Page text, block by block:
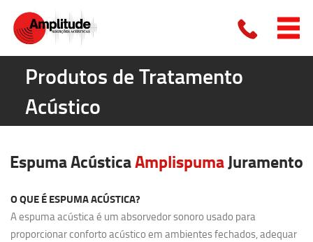
Produtos de Tratamento
Acústico
Espuma AcústicaAmplispumaJuramento
O QUE É ESPUMA ACÚSTICA?
A espuma acústica é um absorvedor sonoro usado para
proporcionar conforto acústico em ambientes fechados, adequar